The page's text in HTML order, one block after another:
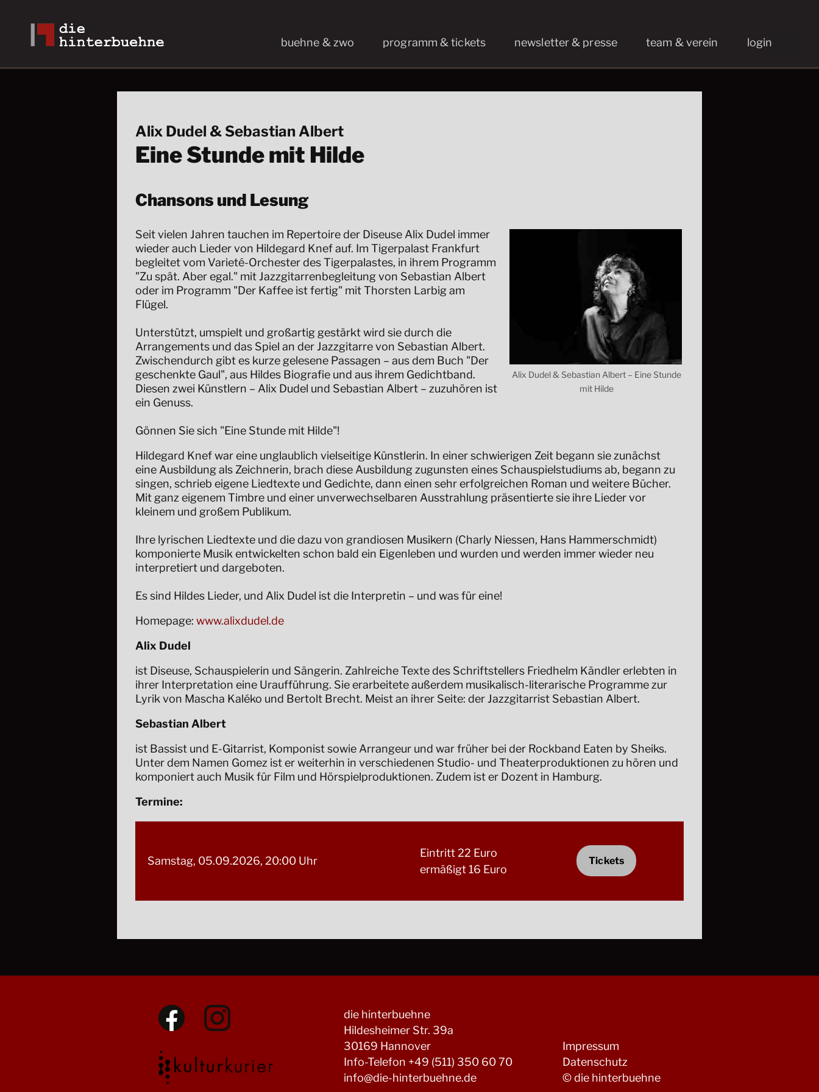
buehne & zwo programm & tickets newsletter & presse team & verein login
Alix Dudel & Sebastian Albert
Eine Stunde mit Hilde
Chansons und Lesung
Alix Dudel & Sebastian Albert – Eine Stunde
mit Hilde
Seit vielen Jahren tauchen im Repertoire der Diseuse Alix Dudel immer
wieder auch Lieder von Hildegard Knef auf. Im Tigerpalast Frankfurt
begleitet vom Varieté-Orchester des Tigerpalastes, in ihrem Programm
"Zu spät. Aber egal." mit Jazzgitarrenbegleitung von Sebastian Albert
oder im Programm "Der Kaffee ist fertig" mit Thorsten Larbig am
Flügel.
Unterstützt, umspielt und großartig gestärkt wird sie durch die
Arrangements und das Spiel an der Jazzgitarre von Sebastian Albert.
Zwischendurch gibt es kurze gelesene Passagen – aus dem Buch "Der
geschenkte Gaul", aus Hildes Biografie und aus ihrem Gedichtband.
Diesen zwei Künstlern – Alix Dudel und Sebastian Albert – zuzuhören ist
ein Genuss.
Gönnen Sie sich "Eine Stunde mit Hilde"!
Hildegard Knef war eine unglaublich vielseitige Künstlerin. In einer schwierigen Zeit begann sie zunächst
eine Ausbildung als Zeichnerin, brach diese Ausbildung zugunsten eines Schauspielstudiums ab, begann zu
singen, schrieb eigene Liedtexte und Gedichte, dann einen sehr erfolgreichen Roman und weitere Bücher.
Mit ganz eigenem Timbre und einer unverwechselbaren Ausstrahlung präsentierte sie ihre Lieder vor
kleinem und großem Publikum.
Ihre lyrischen Liedtexte und die dazu von grandiosen Musikern (Charly Niessen, Hans Hammerschmidt)
komponierte Musik entwickelten schon bald ein Eigenleben und wurden und werden immer wieder neu
interpretiert und dargeboten.
Es sind Hildes Lieder, und Alix Dudel ist die Interpretin – und was für eine!
Homepage: www.alixdudel.de
Alix Dudel
ist Diseuse, Schauspielerin und Sängerin. Zahlreiche Texte des Schriftstellers Friedhelm Kändler erlebten in
ihrer Interpretation eine Uraufführung. Sie erarbeitete außerdem musikalisch-literarische Programme zur
Lyrik von Mascha Kaléko und Bertolt Brecht. Meist an ihrer Seite: der Jazzgitarrist Sebastian Albert.
Sebastian Albert
ist Bassist und E-Gitarrist, Komponist sowie Arrangeur und war früher bei der Rockband Eaten by Sheiks.
Unter dem Namen Gomez ist er weiterhin in verschiedenen Studio- und Theaterproduktionen zu hören und
komponiert auch Musik für Film und Hörspielproduktionen. Zudem ist er Dozent in Hamburg.
Termine:
Samstag, 05.09.2026, 20:00 Uhr
Eintritt 22 Euro
ermäßigt 16 Euro
Tickets
die hinterbuehne
Hildesheimer Str. 39a
30169 Hannover
Info-Telefon +49 (511) 350 60 70
info@die-hinterbuehne.de
Impressum
Datenschutz
© die hinterbuehne